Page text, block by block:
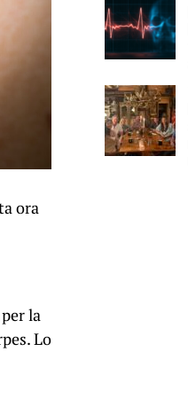
ora
la
. Lo